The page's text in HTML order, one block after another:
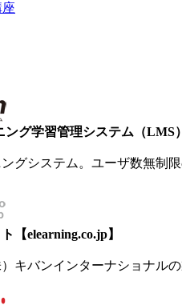
ング学習管理システム（LMS
グシステム。ユーザ数無制
【elearning.co.jp】
キバンインターナショナル